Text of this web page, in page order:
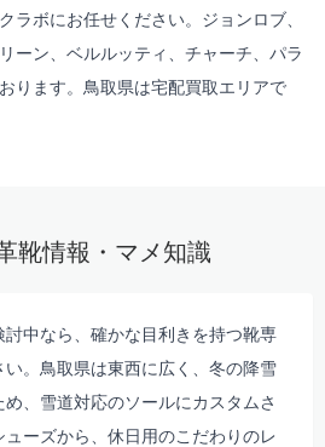
ラボにお任せください。ジョンロブ、
ーン、ベルルッティ、チャーチ、パラ
ります。鳥取県は宅配買取エリアで
靴情報・マメ知識
中なら、確かな目利きを持つ靴専
。鳥取県は東西に広く、冬の降雪
、雪道対応のソールにカスタムさ
ーズから、休日用のこだわりのレ